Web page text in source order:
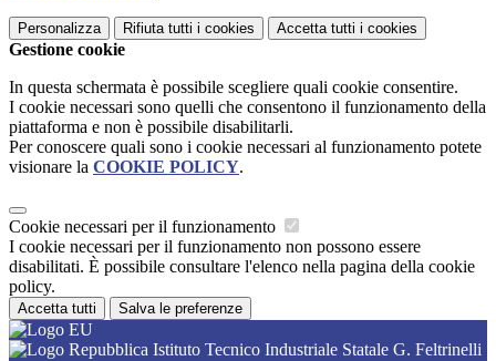
Personalizza Rifiuta tutti i cookies Accetta tutti i cookies
Gestione cookie
In questa schermata è possibile scegliere quali cookie consentire.
I cookie necessari sono quelli che consentono il funzionamento della
piattaforma e non è possibile disabilitarli.
Per conoscere quali sono i cookie necessari al funzionamento potete
visionare la COOKIE POLICY.
Cookie necessari per il funzionamento
I cookie necessari per il funzionamento non possono essere
disabilitati. È possibile consultare l'elenco nella pagina della cookie
policy.
Accetta tutti Salva le preferenze
Istituto Tecnico Industriale Statale G. Feltrinelli